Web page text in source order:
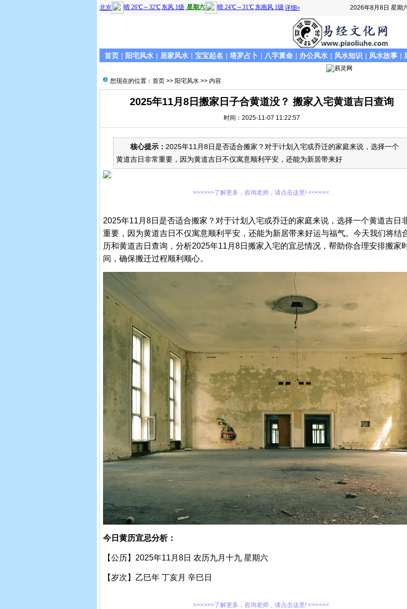
2026年8月8日 星期
首页 | 阳宅风水 | 居家风水 | 宝宝起名 | 塔罗占卜 | 八字算命 | 办公风水 | 风水知识 | 风水故事 |
您现在的位置： 首页 >> 阳宅风水 >> 内容
2025年11月8日搬家日子合黄道没？ 搬家入宅黄道吉日查询
时间：2025-11-07 11:22:57
核心提示： 2025年11月8日是否适合搬家？对于计划入宅或乔迁的家庭来说，选择一个
黄道吉日非常重要，因为黄道吉日不仅寓意顺利平安，还能为新居带来好
>>>>>>了解更多，咨询老师，请点击这里! <<<<<<
2025年11月8日是否适合搬家？对于计划入宅或乔迁的家庭来说，选择一个黄道吉日
重要，因为黄道吉日不仅寓意顺利平安，还能为新居带来好运与福气。今天我们将结
历和黄道吉日查询，分析2025年11月8日搬家入宅的宜忌情况，帮助你合理安排搬家
间，确保搬迁过程顺利顺心。
今日黄历宜忌分析：
【公历】2025年11月8日 农历九月十九 星期六
【岁次】乙巳年 丁亥月 辛巳日
>>>>>>了解更多，咨询老师，请点击这里! <<<<<<